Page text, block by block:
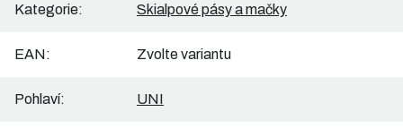
Kategorie: Skialpové pásy a mačky
EAN: Zvolte variantu
Pohlaví: UNI